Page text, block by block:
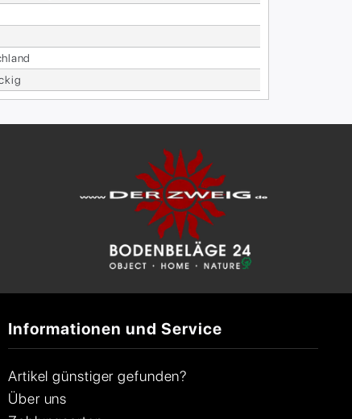
Informationen und Service
Artikel günstiger gefunden?
Über uns